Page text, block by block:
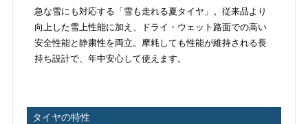
急な雪にも対応する「雪も走れる夏タイヤ」。従来品より
向上した雪上性能に加え、ドライ・ウェット路面での高い
安全性能と静粛性を両立。摩耗しても性能が維持される長
持ち設計で、年中安心して使えます。
タイヤの特性